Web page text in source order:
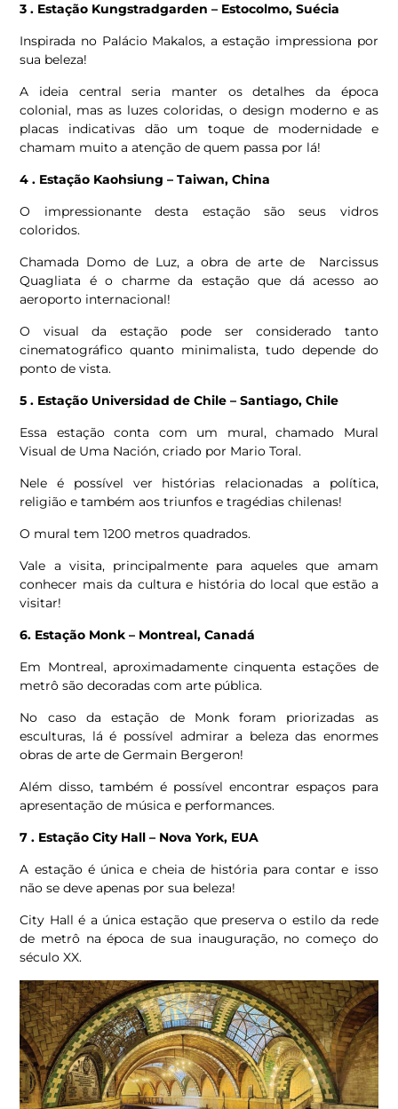
3 . Estação Kungstradgarden – Estocolmo, Suécia
Inspirada no Palácio Makalos, a estação impressiona por
sua beleza!
A ideia central seria manter os detalhes da época
colonial, mas as luzes coloridas, o design moderno e as
placas indicativas dão um toque de modernidade e
chamam muito a atenção de quem passa por lá!
4 . Estação Kaohsiung – Taiwan, China
O impressionante desta estação são seus vidros
coloridos.
Chamada Domo de Luz, a obra de arte de Narcissus
Quagliata é o charme da estação que dá acesso ao
aeroporto internacional!
O visual da estação pode ser considerado tanto
cinematográfico quanto minimalista, tudo depende do
ponto de vista.
5 . Estação Universidad de Chile – Santiago, Chile
Essa estação conta com um mural, chamado Mural
Visual de Uma Nación, criado por Mario Toral.
Nele é possível ver histórias relacionadas a política,
religião e também aos triunfos e tragédias chilenas!
O mural tem 1200 metros quadrados.
Vale a visita, principalmente para aqueles que amam
conhecer mais da cultura e história do local que estão a
visitar!
6. Estação Monk – Montreal, Canadá
Em Montreal, aproximadamente cinquenta estações de
metrô são decoradas com arte pública.
No caso da estação de Monk foram priorizadas as
esculturas, lá é possível admirar a beleza das enormes
obras de arte de Germain Bergeron!
Além disso, também é possível encontrar espaços para
apresentação de música e performances.
7 . Estação City Hall – Nova York, EUA
A estação é única e cheia de história para contar e isso
não se deve apenas por sua beleza!
City Hall é a única estação que preserva o estilo da rede
de metrô na época de sua inauguração, no começo do
século XX.